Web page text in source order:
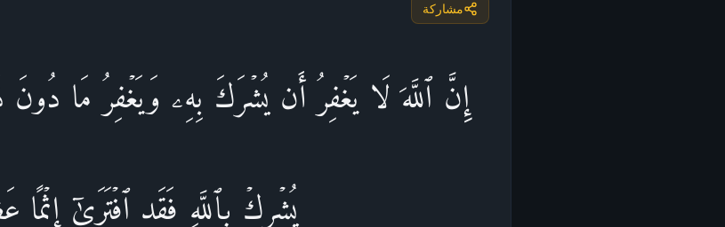
مشاركة
إِنَّ ٱللَّهَ لَا یَغۡفِرُ أَن یُشۡرَكَ بِهِۦ وَیَغۡفِرُ مَا
یُشۡرِكۡ بِٱللَّهِ فَقَدِ ٱفۡتَرَىٰۤ إِثۡمًا